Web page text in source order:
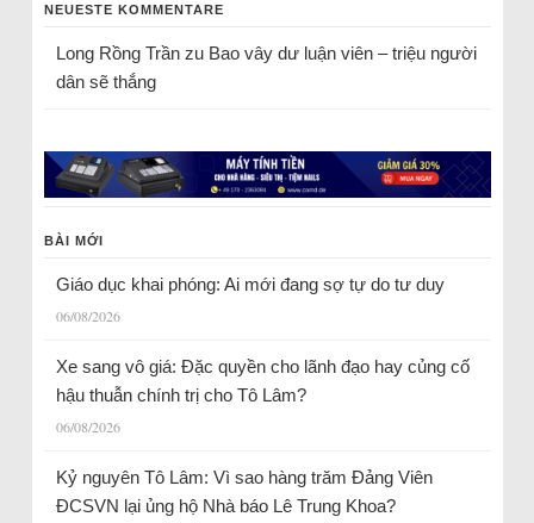
NEUESTE KOMMENTARE
Long Rồng Trầnzu Bao vây dư luận viên – triệu người
dân sẽ thắng
BÀI MỚI
Giáo dục khai phóng: Ai mới đang sợ tự do tư duy
06/08/2026
Xe sang vô giá: Đặc quyền cho lãnh đạo hay củng cố
hậu thuẫn chính trị cho Tô Lâm?
06/08/2026
Kỷ nguyên Tô Lâm: Vì sao hàng trăm Đảng Viên
ĐCSVN lại ủng hộ Nhà báo Lê Trung Khoa?